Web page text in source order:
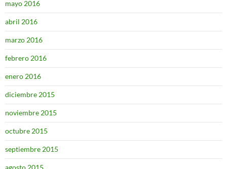
mayo 2016
abril 2016
marzo 2016
febrero 2016
enero 2016
diciembre 2015
noviembre 2015
octubre 2015
septiembre 2015
agosto 2015